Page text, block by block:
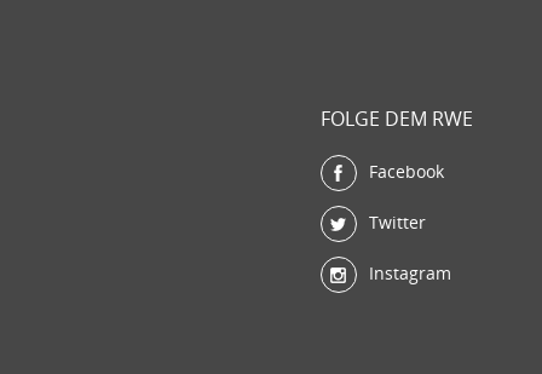
FOLGE DEM RWE
Facebook
Twitter
Instagram